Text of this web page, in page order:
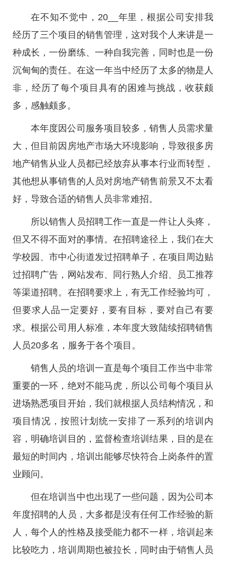
在不知不觉中，20__年里，根据公司安排我
经历了三个项目的销售管理，这对我个人来讲是一
种成长，一份磨练、一种自我完善，同时也是一份
沉甸甸的责任。在这一年当中经历了太多的物是人
非，经历了每个项目具有的困难与挑战，收获颇
多，感触颇多。
本年度因公司服务项目较多，销售人员需求量
大，但目前因房地产市场大环境影响，导致很多房
地产销售从业人员都已经放弃从事本行业而转型，
其他想从事销售的人员对房地产销售前景又不太看
好，导致合适的销售人员非常难招。
所以销售人员招聘工作一直是一件让人头疼，
但又不得不面对的事情。在招聘途径上，我们在大
学校园、市中心街道发过招聘单子，在项目周边贴
过招聘广告，网站发布、同行熟人介绍、员工推荐
等渠道招聘。在招聘要求上，有无工作经验均可，
但要求人品一定要好，要有目标，要对自己有要
求。根据公司用人标准，本年度大致陆续招聘销售
人员20多名，服务于各个项目。
销售人员的培训一直是每个项目工作当中非常
重要的一环，绝对不能马虎，所以公司每个项目从
进场熟悉项目开始，我们就根据人员结构情况，和
项目情况，按照计划统一安排了一系列的培训内
容，明确培训目的，监督检查培训结果，目的是在
最短的时间内，培训出能够尽快符合上岗条件的置
业顾问。
但在培训当中也出现了一些问题，因为公司本
年度招聘的人员，大多都是没有任何工作经验的新
人，每个人的性格及接受能力都不一样，培训起来
比较吃力，培训周期也被拉长，同时由于销售人员